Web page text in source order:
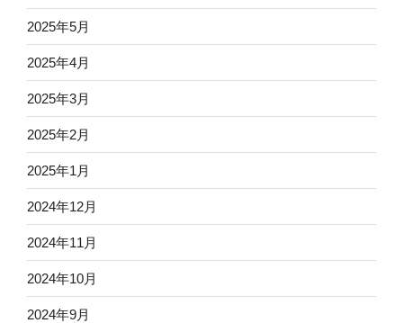
2025年5月
2025年4月
2025年3月
2025年2月
2025年1月
2024年12月
2024年11月
2024年10月
2024年9月